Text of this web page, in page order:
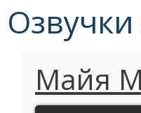
Озвучки
Майя